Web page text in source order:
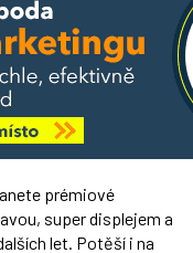
prémiové
super displejem a
let. Potěší i na